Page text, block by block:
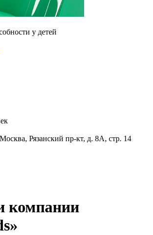
у детей
Рязанский пр-кт, д. 8А, стр. 14
компании